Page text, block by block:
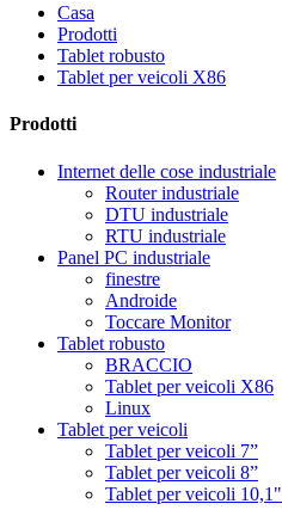
Casa
Prodotti
Tablet robusto
Tablet per veicoli X86
Prodotti
Internet delle cose industriale
Router industriale
DTU industriale
RTU industriale
Panel PC industriale
finestre
Androide
Toccare Monitor
Tablet robusto
BRACCIO
Tablet per veicoli X86
Linux
Tablet per veicoli
Tablet per veicoli 7”
Tablet per veicoli 8”
Tablet per veicoli 10,1"